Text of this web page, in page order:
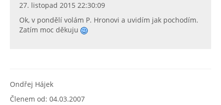
27. listopad 2015 22:30:09
Ok, v pondělí volám P. Hronovi a uvidím jak pochodím.
Zatím moc děkuju
Ondřej Hájek
Členem od: 04.03.2007